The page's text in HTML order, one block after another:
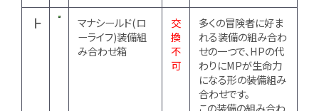
┣
マナシールド(ロ
ーライフ)装備組
み合わせ箱
交
換
不
可
多くの冒険者に好ま
れる装備の組み合わ
せの一つで、HPの代
わりにMPが生命力
になる形の装備組み
合わせです。
この装備の組み合わ